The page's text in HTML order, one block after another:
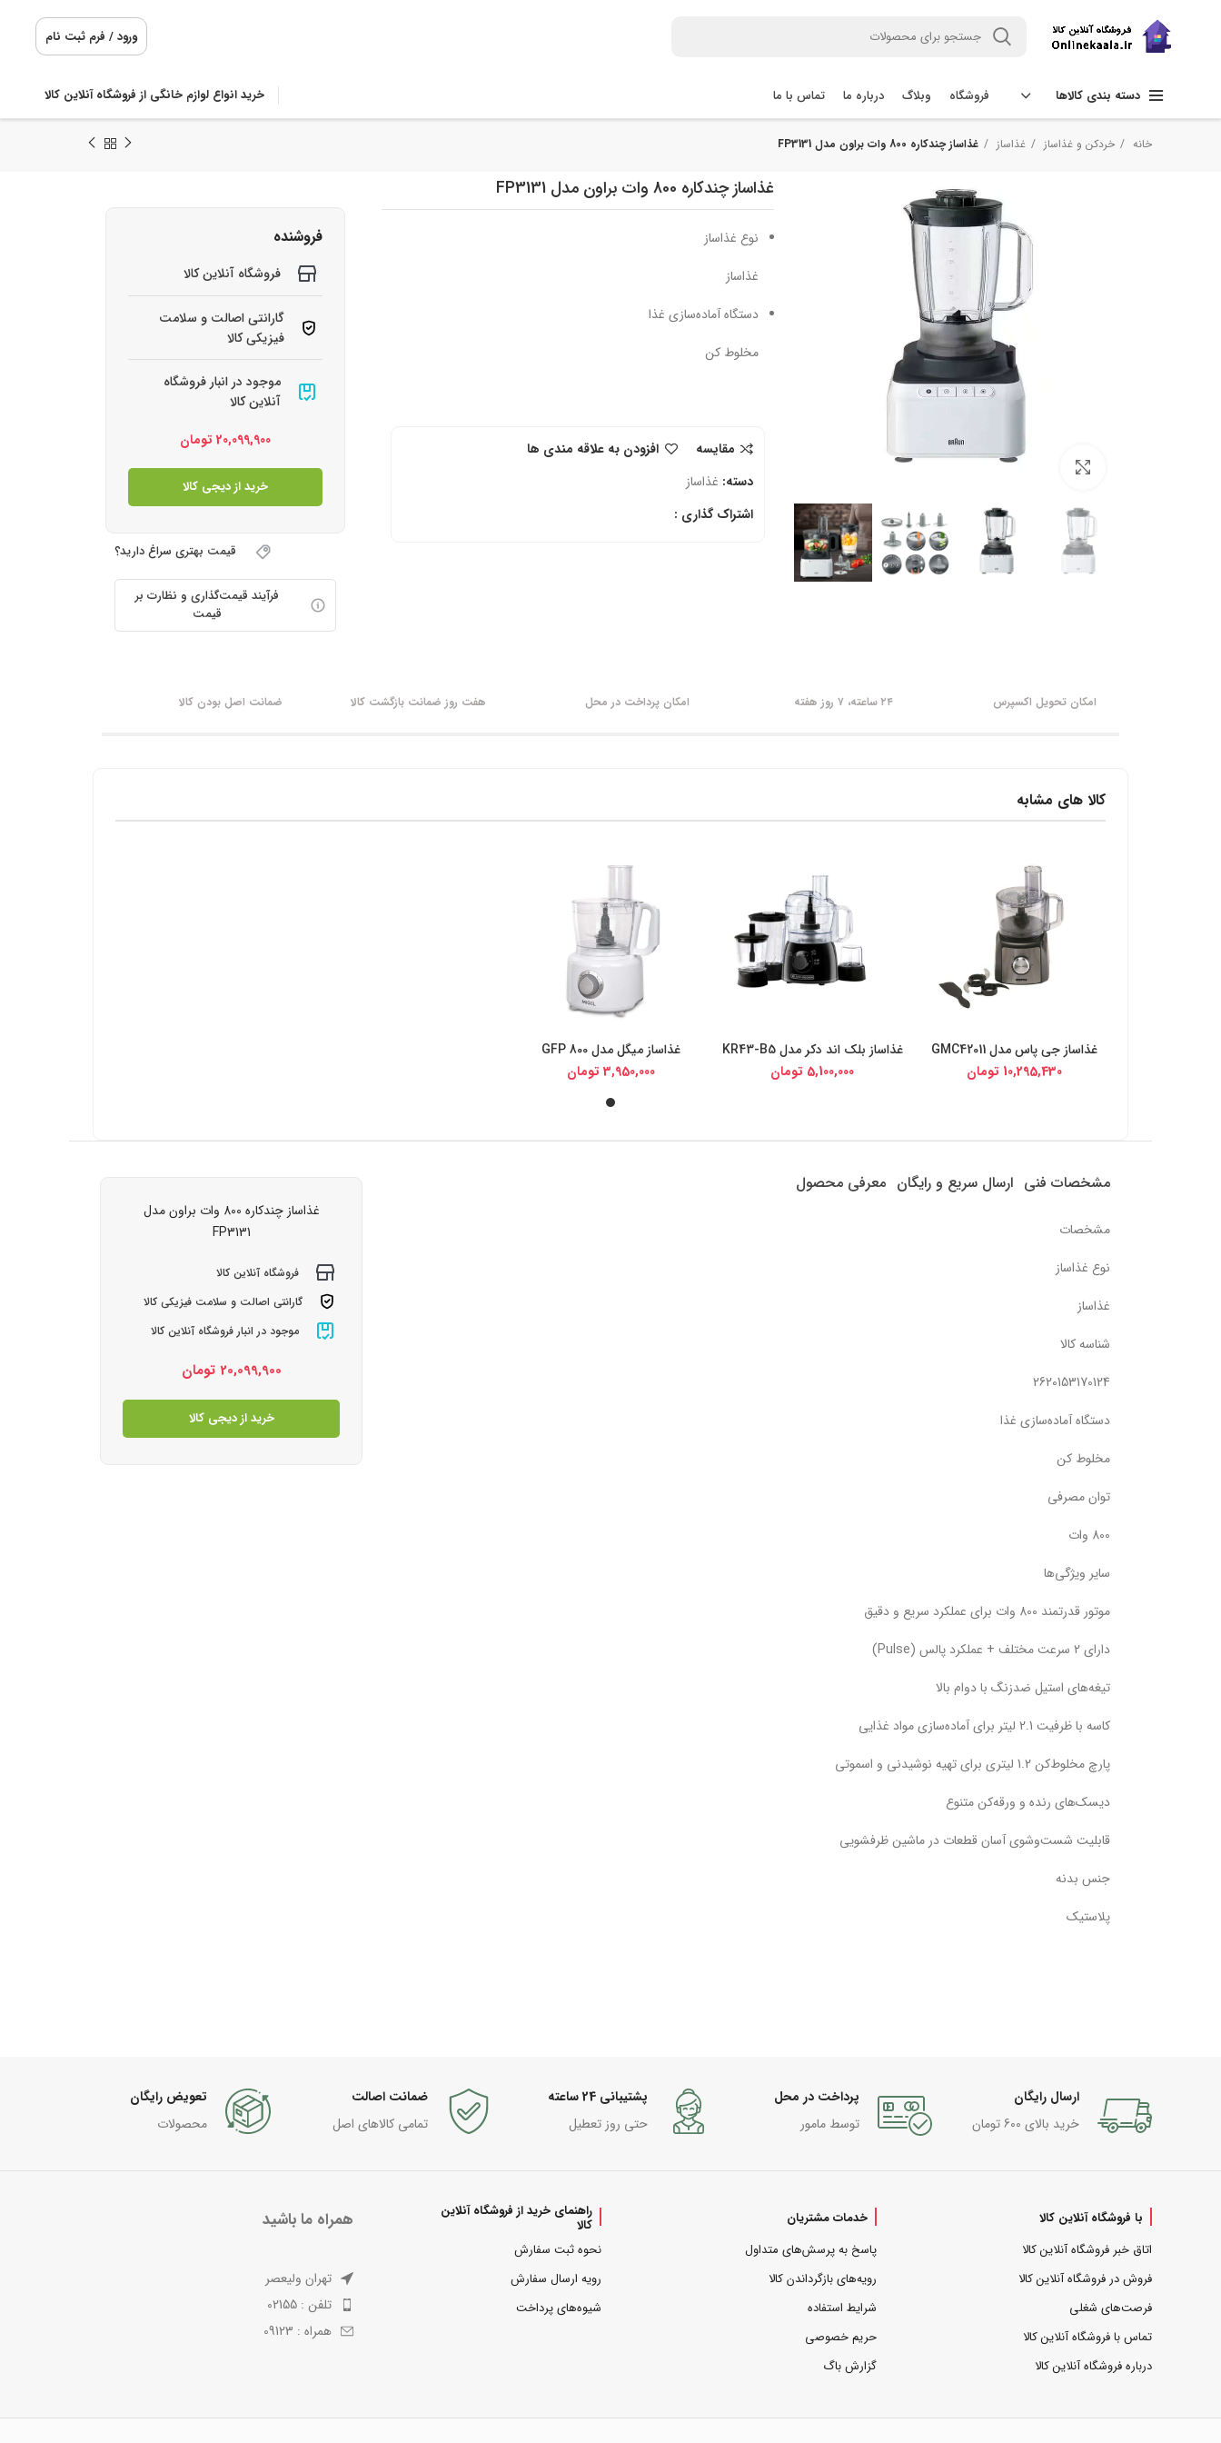
ورود / فرم ثبت نام
دسته بندی کالاها فروشگاه وبلاگ درباره ما تماس با ما خرید انواع لوازم خانگی از فروشگاه آنلاین کالا
خانه خردکن و غذاساز غذاساز غذاساز چندکاره 800 وات براون مدل FP3131
برای بزرگنمایی کلیک کنید
غذاساز چندکاره 800 وات براون مدل FP3131
نوع غذاساز
غذاساز
دستگاه آماده‌سازی غذا
مخلوط کن
مقایسه
افزودن به علاقه مندی ها
دسته: غذاساز
اشتراک گذاری :
فروشنده
فروشگاه آنلاین کالا
گارانتی اصالت و سلامت
فیزیکی کالا
موجود در انبار فروشگاه
آنلاین کالا
20,099,900 تومان
خرید از دیجی کالا
قیمت بهتری سراغ دارید؟
فرآیند قیمت‌گذاری و نظارت بر
قیمت
امکان تحویل اکسپرس ۲۴ ساعته، ۷ روز هفته امکان پرداخت در محل هفت روز ضمانت بازگشت کالا ضمانت اصل بودن کالا
کالا های مشابه
خرید از دیجی کالا
غذاساز جی پاس مدل GMC42011
10,295,430 تومان
خرید از دیجی کالا
غذاساز بلک اند دکر مدل KR43-B5
5,100,000 تومان
خرید از دیجی کالا
غذاساز میگل مدل GFP 800
3,950,000 تومان
مشخصات فنی ارسال سریع و رایگان معرفی محصول
مشخصات
نوع غذاساز
غذاساز
شناسه کالا
2620153170124
دستگاه آماده‌سازی غذا
مخلوط کن
توان مصرفی
800 وات
سایر ویژگی‌ها
موتور قدرتمند 800 وات برای عملکرد سریع و دقیق
دارای 2 سرعت مختلف + عملکرد پالس (Pulse)
تیغه‌های استیل ضدزنگ با دوام بالا
کاسه با ظرفیت 2.1 لیتر برای آماده‌سازی مواد غذایی
پارچ مخلوط‌کن 1.2 لیتری برای تهیه نوشیدنی و اسموتی
دیسک‌های رنده و ورقه‌کن متنوع
قابلیت شست‌وشوی آسان قطعات در ماشین ظرفشویی
جنس بدنه
پلاستیک
غذاساز چندکاره 800 وات براون مدل
FP3131
فروشگاه آنلاین کالا
گارانتی اصالت و سلامت فیزیکی کالا
موجود در انبار فروشگاه آنلاین کالا
20,099,900 تومان
خرید از دیجی کالا
ارسال رایگان
خرید بالای 600 تومان
پرداخت در محل
توسط مامور
پشتیبانی 24 ساعته
حتی روز تعطیل
ضمانت اصالت
تمامی کالاهای اصل
تعویض رایگان
محصولات
با فروشگاه آنلاین کالا
اتاق خبر فروشگاه آنلاین کالا
فروش در فروشگاه آنلاین کالا
فرصت‌های شغلی
تماس با فروشگاه آنلاین کالا
درباره فروشگاه آنلاین کالا
خدمات مشتریان
پاسخ به پرسش‌های متداول
رویه‌های بازگرداندن کالا
شرایط استفاده
حریم خصوصی
گزارش باگ
راهنمای خرید از فروشگاه آنلاین
کالا
نحوه ثبت سفارش
رویه ارسال سفارش
شیوه‌های پرداخت
همراه ما باشید
تهران ولیعصر
تلفن : 02155
همراه : 09123